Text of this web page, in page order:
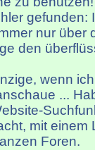
gefunden:
nur über
den
wenn
...
mit einem
Foren.